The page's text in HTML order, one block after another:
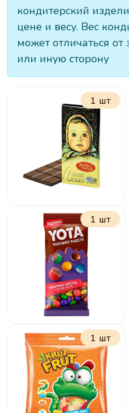
кондитерский
цене и весу. Вес
может отличаться от
или иную сторону
1 шт
Шоколад Алёнка
молочная 75 г
1 шт
Драже молочный
шоколад в
цветной глазури
40г
1 шт